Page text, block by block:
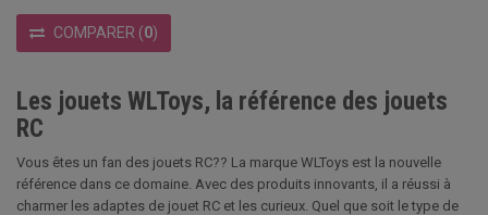
COMPARER (0)
Les jouets WLToys, la référence des jouets
RC
Vous êtes un fan des jouets RC?? La marque WLToys est la nouvelle
référence dans ce domaine. Avec des produits innovants, il a réussi à
charmer les adaptes de jouet RC et les curieux. Quel que soit le type de